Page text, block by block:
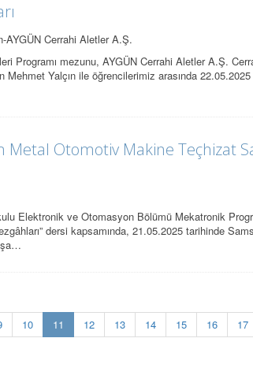
AYGÜN Cerrahi Aletler A.Ş.
Programı mezunu, AYGÜN Cerrahi Aletler A.Ş.
Mehmet Yalçın ile öğrencilerimiz arasında
Otomotiv Makine Teçhizat
Elektronik ve Otomasyon Bölümü Mekatronik
dersi kapsamında, 21.05.2025 tarihinde
10 11 (current)
12 13 14 15 16 17